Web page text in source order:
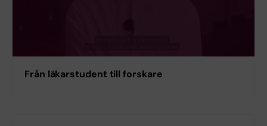
Från läkarstudent till forskare